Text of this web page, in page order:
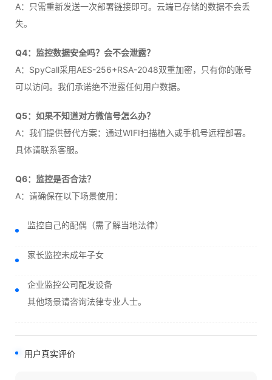
A：只需重新发送一次部署链接即可。云端已存储的数据不会丢
失。
Q4：监控数据安全吗？会不会泄露？
A：SpyCall采用AES-256+RSA-2048双重加密，只有你的账号
可以访问。我们承诺绝不泄露任何用户数据。
Q5：如果不知道对方微信号怎么办？
A：我们提供替代方案：通过WIFI扫描植入或手机号远程部署。
具体请联系客服。
Q6：监控是否合法？
A：请确保在以下场景使用：
监控自己的配偶（需了解当地法律）
家长监控未成年子女
企业监控公司配发设备
其他场景请咨询法律专业人士。
用户真实评价